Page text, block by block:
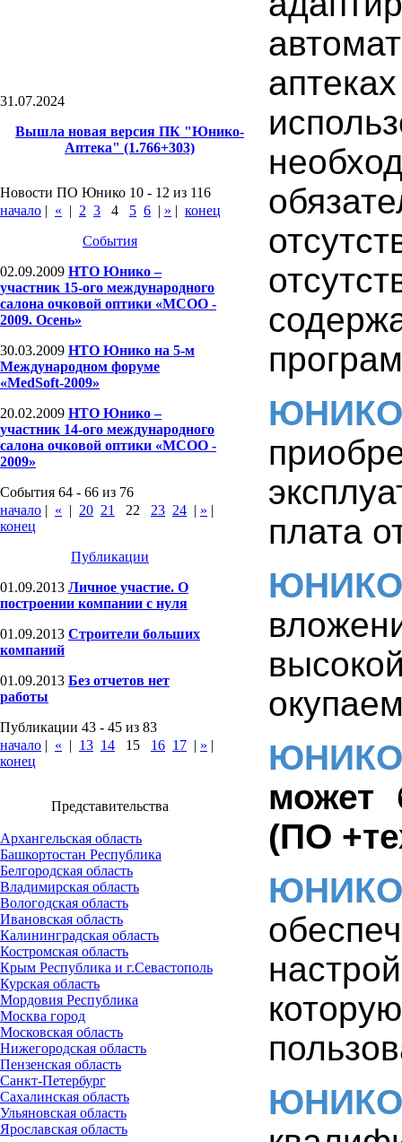
31.07.2024
Вышла новая версия ПК "Юнико-
Аптека" (1.766+303)
Новости ПО Юнико 10 - 12 из 116
начало | « | 2 3 4 5 6 | » | конец
События
02.09.2009 НТО Юнико –
участник 15-ого международного
салона очковой оптики «МСОО -
2009. Осень»
30.03.2009 НТО Юнико на 5-м
Международном форуме
«MedSoft-2009»
20.02.2009 НТО Юнико –
участник 14-ого международного
салона очковой оптики «МСОО -
2009»
События 64 - 66 из 76
начало | « | 20 21 22 23 24 | » |
конец
Публикации
01.09.2013 Личное участие. О
построении компании с нуля
01.09.2013 Строители больших
компаний
01.09.2013 Без отчетов нет
работы
Публикации 43 - 45 из 83
начало | « | 13 14 15 16 17 | » |
конец
Представительства
Архангельская область
Башкортостан Республика
Белгородская область
Владимирская область
Вологодская область
Ивановская область
Калининградская область
Костромская область
Крым Республика и г.Севастополь
Курская область
Мордовия Республика
Москва город
Московская область
Нижегородская область
Пензенская область
Санкт-Петербург
Сахалинская область
Ульяновская область
Ярославская область
ЮНИКО
плата
ЮНИКО
ЮНИКО
может
(ПО
ЮНИКО
ЮНИКО